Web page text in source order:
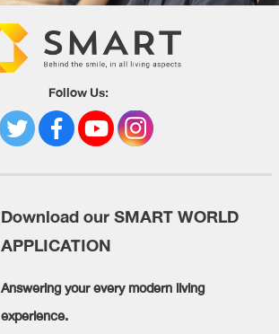
Follow Us:
Download our SMART WORLD
APPLICATION
Answering your every modern living
experience.